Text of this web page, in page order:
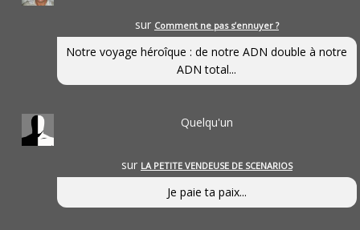
sur Comment ne pas s’ennuyer ?
Notre voyage héroîque : de notre ADN double à notre
ADN total...
Quelqu'un
sur LA PETITE VENDEUSE DE SCENARIOS
Je paie ta paix...